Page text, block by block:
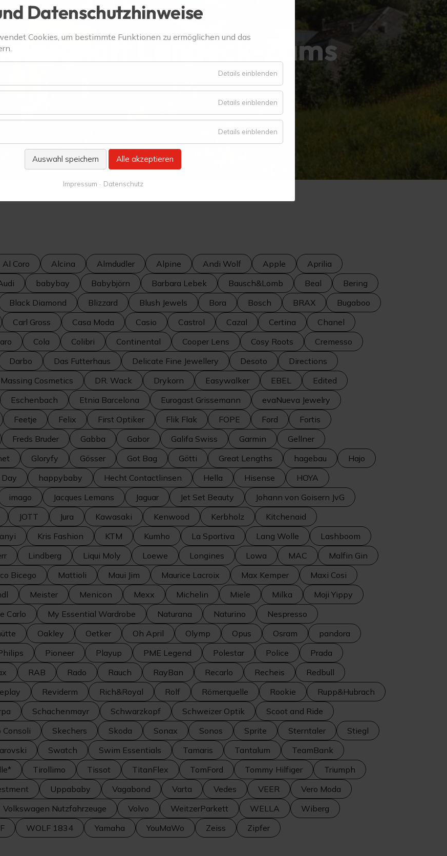
Landeck-Zams
Al Coro Alcina Almdudler Alpine Andi Wolf Apple
Aprilia
babybay Babybjörn Barbara Lebek Bausch&Lomb Beal
Bering
Black Diamond Blizzard Blush Jewels Bora Bosch BRAX
Bugaboo
Carl Gross Casa Moda Casio Castrol Cazal Certina
Chanel
Cola Colibri Continental Cooper Lens Cosy Roots
Cremesso
Darbo Das Futterhaus Delicate Fine Jewellery Desoto
Directions
Massing Cosmetics DR. Wack Drykorn Easywalker EBEL
Edited
Eschenbach Etnia Barcelona Eurogast Grissemann
evaNueva Jewelry
Feetje Felix First Optiker Flik Flak FOPE Ford
Fortis
Freds Bruder Gabba Gabor Galifa Swiss Garmin
Gellner
Gloryfy Gösser Got Bag Götti Great Lengths hagebau
Hajo
happybaby Hecht Contactlinsen Hella Hisense
HOYA
imago Jacques Lemans Jaguar Jet Set Beauty
Johann von Goisern JvG
JOTT Jura Kawasaki Kenwood Kerbholz
Kitchenaid
Kris Fashion KTM Kumho La Sportiva Lang Wolle
Lashboom
Lindberg Liqui Moly Loewe Longines Lowa MAC
Malfin Gin
Bicego Mattioli Maui Jim Maurice Lacroix Max Kemper
Maxi Cosi
Meister Menicon Mexx Michelin Miele Milka
Moji Yippy
Carlo My Essential Wardrobe Naturana Naturino
Nespresso
Oakley Oetker Oh April Olymp Opus Osram
pandora
Pioneer Playup PME Legend Polestar Police
Prada
RAB Rado Rauch RayBan Recarlo Recheis
Redbull
Reviderm Rich&Royal Rolf Römerquelle Rookie
Rupp&Hubrach
Schachenmayr Schwarzkopf Schweizer Optik
Scoot and Ride
Consoli Skechers Skoda Sonax Sonos Sprite Sterntaler
Stiegl
Swatch Swim Essentials Tamaris Tantalum
TeamBank
Tirollimo Tissot TitanFlex TomFord Tommy Hilfiger
Triumph
Uppababy Vagabond Varta Vedes VEER
Vero Moda
Volkswagen Nutzfahrzeuge Volvo WeitzerParkett WELLA
Wiberg
WOLF 1834 Yamaha YouMaWo Zeiss Zipfer
Datenschutzhinweise
Cookies, um bestimmte Funktionen zu ermöglichen und das
Details einblenden
Essenziell
Details einblenden
Komfort
Details einblenden
Statistik
Auswahl speichern Alle akzeptieren
Impressum Datenschutz